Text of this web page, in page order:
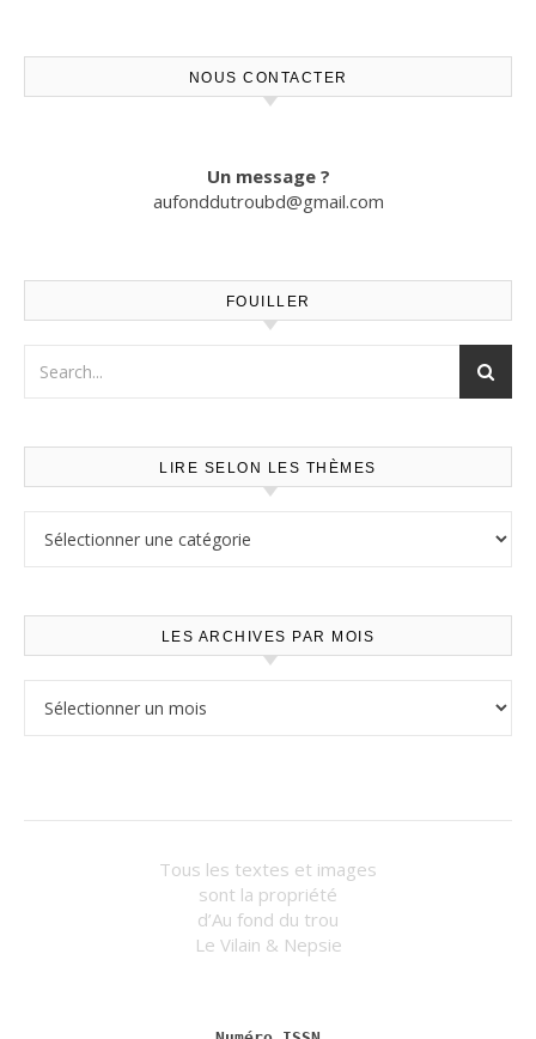
NOUS CONTACTER
Un message ?
aufonddutroubd@gmail.com
FOUILLER
LIRE SELON LES THÈMES
LES ARCHIVES PAR MOIS
Tous les textes et images
sont la propriété
d’Au fond du trou
Le Vilain & Nepsie